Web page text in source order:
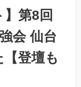
】第8回
会 仙台
登壇も